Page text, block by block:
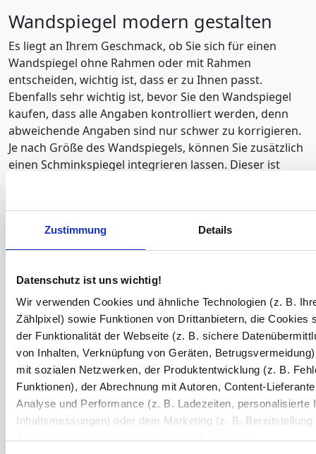
Zustimmung Details
Datenschutz ist uns wichtig!
Wir verwenden Cookies und ähnliche Technologien (z. B.
Zählpixel) sowie Funktionen von Drittanbietern, die Cookies
der Funktionalität der Webseite (z. B. sichere
von Inhalten, Verknüpfung von Geräten,
mit sozialen Netzwerken, der Produktentwicklung (z. B.
Funktionen), der Abrechnung mit Autoren, Content-
Analyse und Performance (z. B. Ladezeiten, personalisierte
Inhaltsmessungen) oder dem Marketing (z. B.
Wandspiegel modern gestalten
Es liegt an Ihrem Geschmack, ob Sie sich für einen
Wandspiegel ohne Rahmen oder mit Rahmen
entscheiden, wichtig ist, dass er zu Ihnen passt.
Ebenfalls sehr wichtig ist, bevor Sie den Wandspiegel
kaufen, dass alle Angaben kontrolliert werden, denn
abweichende Angaben sind nur schwer zu korrigieren.
Je nach Größe des Wandspiegels, können Sie zusätzlich
einen Schminkspiegel integrieren lassen. Dieser ist
IhremWandspiegelim Bad erschaffen Sie zudem etwas
ganz besonderes, was nicht jeder hat. Nutzen Sie die
RGB-Lichtfarbe inklusive Fernbedienung für Ihren
Farbnuance, um so ein Wellnessgefühl zu erhalten.
Montageanleitungen und
Downloads
Montageanleitung (PDF)